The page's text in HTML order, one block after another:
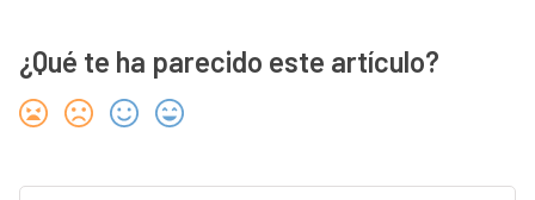
¿Qué te ha parecido este artículo?